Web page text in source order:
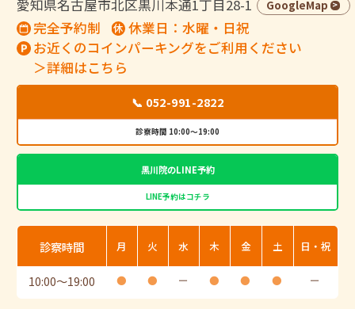
愛知県名古屋市北区黒川本通1丁目28-1
GoogleMap
完全予約制
休業日：水曜・日祝
お近くのコインパーキングをご利用ください
＞詳細はこちら
📞 052-991-2822
診察時間 10:00～19:00
黒川院のLINE予約
LINE予約はコチラ
診察時間 月 火 水 木 金 土 日・祝
10:00〜19:00 ● ● ー ● ● ● ー